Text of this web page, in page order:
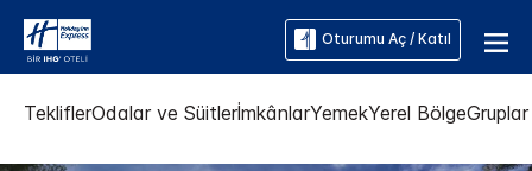
Oturumu Aç / Katıl
TekliflerOdalar ve SüitlerİmkânlarYemekYerel Bölge